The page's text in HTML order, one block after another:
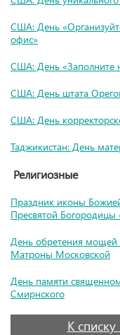
США: День
офис»
США: День «Заполните
США: День штата
США: День
Таджикистан: День
Религиозные
Праздник иконы
Пресвятой Богородицы
День обретения мощей
Матроны Московской
День памяти
Смирнского
К